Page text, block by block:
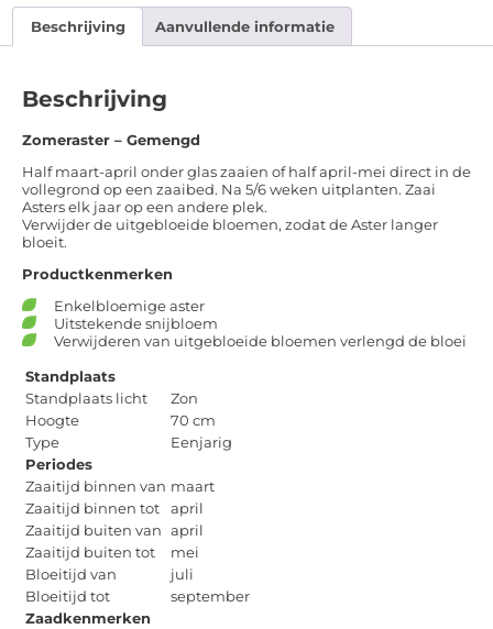
Beschrijving Aanvullende informatie
Beschrijving
Zomeraster – Gemengd
Half maart-april onder glas zaaien of half april-mei direct in de
vollegrond op een zaaibed. Na 5/6 weken uitplanten. Zaai
Asters elk jaar op een andere plek.
Verwijder de uitgebloeide bloemen, zodat de Aster langer
bloeit.
Productkenmerken
Enkelbloemige aster
Uitstekende snijbloem
Verwijderen van uitgebloeide bloemen verlengd de bloei
Standplaats
Standplaats licht
Zon
Hoogte
70 cm
Type
Eenjarig
Periodes
Zaaitijd binnen van maart
Zaaitijd binnen tot
april
Zaaitijd buiten van april
Zaaitijd buiten tot
mei
Bloeitijd van
juli
Bloeitijd tot
september
Zaadkenmerken